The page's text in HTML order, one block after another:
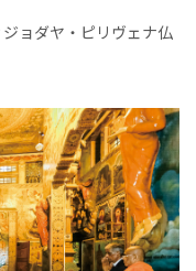
ョダヤ・ピリヴェナ仏